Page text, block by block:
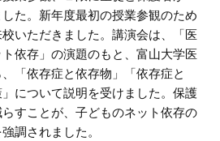
た。新年度最初の授業参観のため
いただきました。講演会は、「医
依存」の演題のもと、富山大学医
「依存症と依存物」「依存症と
について説明を受けました。保護
すことが、子どものネット依存の
調されました。